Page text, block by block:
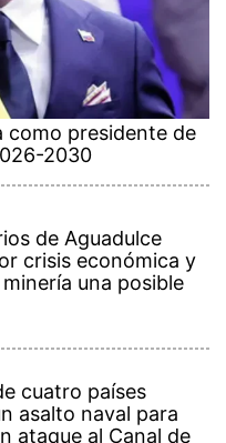
como presidente de
2030
de Aguadulce
crisis económica y
una posible
cuatro países
asalto naval para
ataque al Canal de